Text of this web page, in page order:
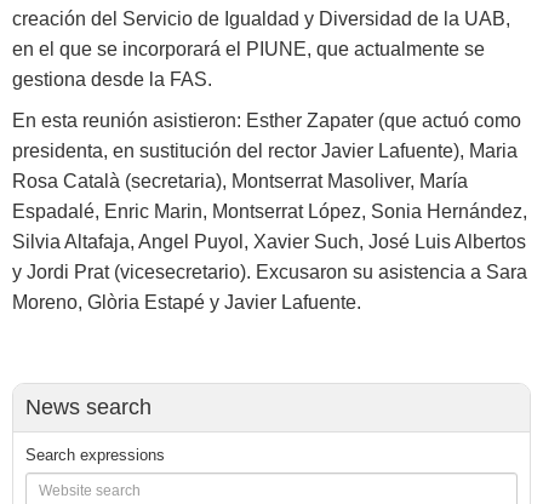
creación del Servicio de Igualdad y Diversidad de la UAB,
en el que se incorporará el PIUNE, que actualmente se
gestiona desde la FAS.
En esta reunión asistieron: Esther Zapater (que actuó como
presidenta, en sustitución del rector Javier Lafuente), Maria
Rosa Català (secretaria), Montserrat Masoliver, María
Espadalé, Enric Marin, Montserrat López, Sonia Hernández,
Silvia Altafaja, Angel Puyol, Xavier Such, José Luis Albertos
y Jordi Prat (vicesecretario). Excusaron su asistencia a Sara
Moreno, Glòria Estapé y Javier Lafuente.
News search
Search expressions